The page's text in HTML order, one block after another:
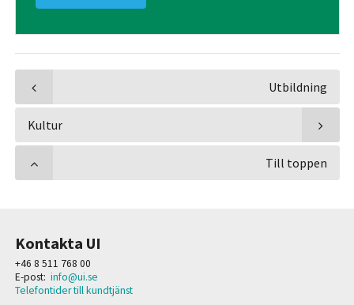
Utbildning
Kultur
Till toppen
Kontakta UI
+46 8 511 768 00
E-post: info@ui.se
Telefontider till kundtjänst